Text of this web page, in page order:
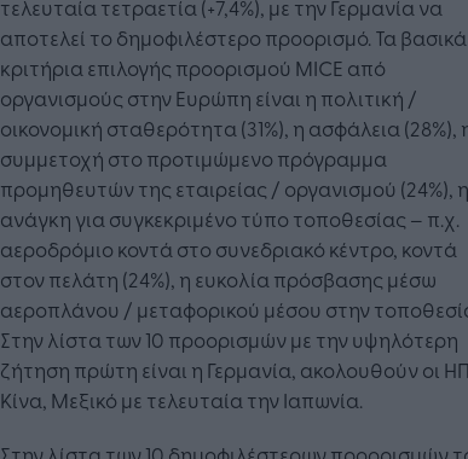
τελευταία τετραετία (+7,4%), με την Γερμανία να
αποτελεί το δημοφιλέστερο προορισμό. Τα βασικά
κριτήρια επιλογής προορισμού MICE από
οργανισμούς στην Ευρώπη είναι η πολιτική /
οικονομική σταθερότητα (31%), η ασφάλεια (28%),
συμμετοχή στο προτιμώμενο πρόγραμμα
προμηθευτών της εταιρείας / οργανισμού (24%), η
ανάγκη για συγκεκριμένο τύπο τοποθεσίας – π.χ.
αεροδρόμιο κοντά στο συνεδριακό κέντρο, κοντά
στον πελάτη (24%), η ευκολία πρόσβασης μέσω
αεροπλάνου / μεταφορικού μέσου στην
Στην λίστα των 10 προορισμών με την υψηλότερη
ζήτηση πρώτη είναι η Γερμανία, ακολουθούν οι
Κίνα, Μεξικό με τελευταία την Ιαπωνία.